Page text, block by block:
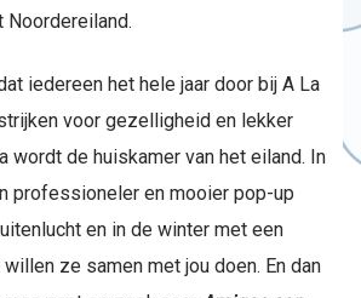
Noordereiland.
iedereen het hele jaar door bij A La
voor gezelligheid en lekker
wordt de huiskamer van het eiland. In
professioneler en mooier pop-up
en in de winter met een
ze samen met jou doen. En dan